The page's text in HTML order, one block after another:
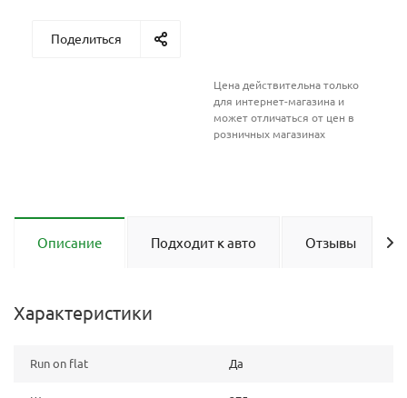
Поделиться
Цена действительна только
для интернет-магазина и
может отличаться от цен в
розничных магазинах
Описание Подходит к авто Отзывы
Характеристики
Run on flat Да